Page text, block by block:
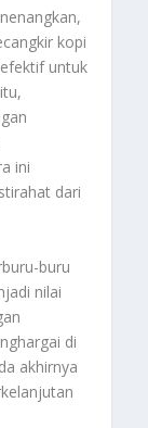
kopi
untuk
ini
dari
buru
nilai
di
akhirnya